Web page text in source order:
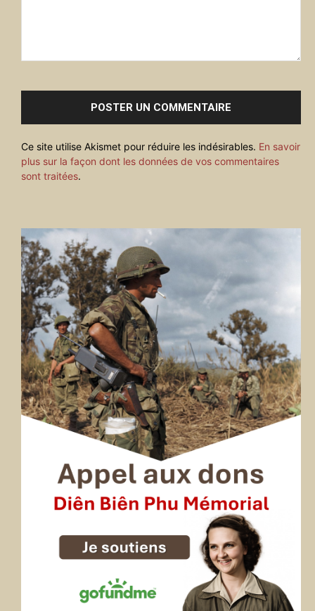
Ce site utilise Akismet pour réduire les indésirables. En savoir
plus sur la façon dont les données de vos commentaires
sont traitées.